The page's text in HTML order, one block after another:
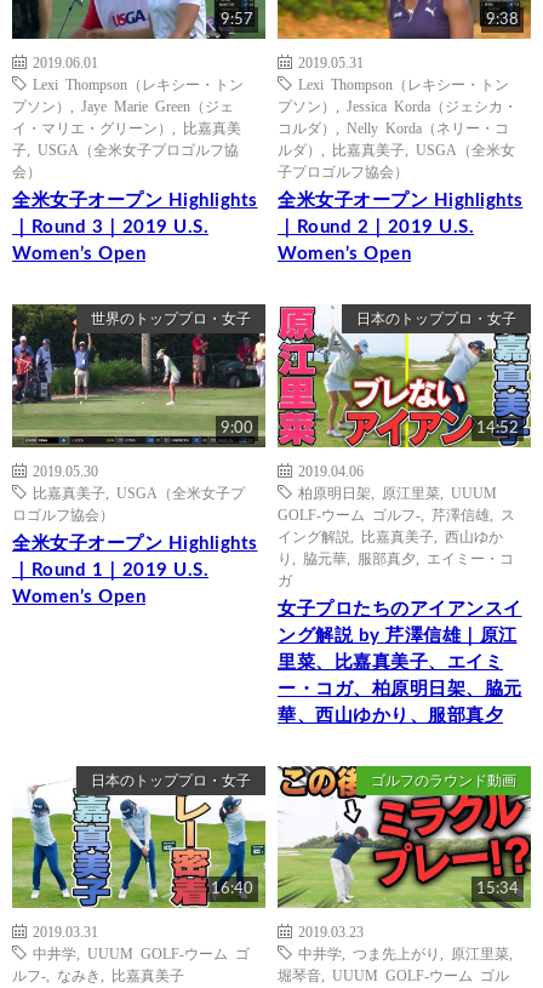
9:57
2019.06.01
Lexi Thompson（レキシー・トン
プソン）
Jaye Marie Green（ジェ
イ・マリエ・グリーン）
比嘉真美
子
USGA（全米女子プロゴルフ協
会）
全米女子オープン Highlights
｜Round 3｜2019 U.S.
Women’s Open
9:38
2019.05.31
Lexi Thompson（レキシー・トン
プソン）
Jessica Korda（ジェシカ・
コルダ）
Nelly Korda（ネリー・コ
ルダ）
比嘉真美子
USGA（全米女
子プロゴルフ協会）
全米女子オープン Highlights
｜Round 2｜2019 U.S.
Women’s Open
世界のトッププロ・女子
9:00
2019.05.30
比嘉真美子
USGA（全米女子プ
ロゴルフ協会）
全米女子オープン Highlights
｜Round 1｜2019 U.S.
Women’s Open
日本のトッププロ・女子
14:52
2019.04.06
柏原明日架
原江里菜
UUUM
GOLF-ウーム ゴルフ-
芹澤信雄
ス
イング解説
比嘉真美子
西山ゆか
り
脇元華 服部真夕
エイミー・コ
ガ
女子プロたちのアイアンスイ
ング解説 by 芹澤信雄｜原江
里菜、比嘉真美子、エイミ
ー・コガ、柏原明日架、脇元
華、西山ゆかり、服部真夕
日本のトッププロ・女子
16:40
2019.03.31
中井学
UUUM GOLF-ウーム ゴ
ルフ-
なみき 比嘉真美子
ゴルフのラウンド動画
15:34
2019.03.23
中井学
つま先上がり 原江里菜
堀琴音
UUUM GOLF-ウーム ゴル